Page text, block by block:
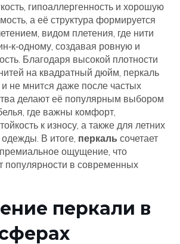
гипоаллергенность и хорошую
, а её структура формируется
, видом плетения, где нити
создавая ровную и
. Благодаря высокой плотности
на квадратный дюйм, перкаль
не мнитcя даже после частых
делают её популярным выбором
, где важны комфорт,
к износу, а также для летних
одежды. В итоге, перкаль сочетает
ощущение, что
популярности в современных
перкали в